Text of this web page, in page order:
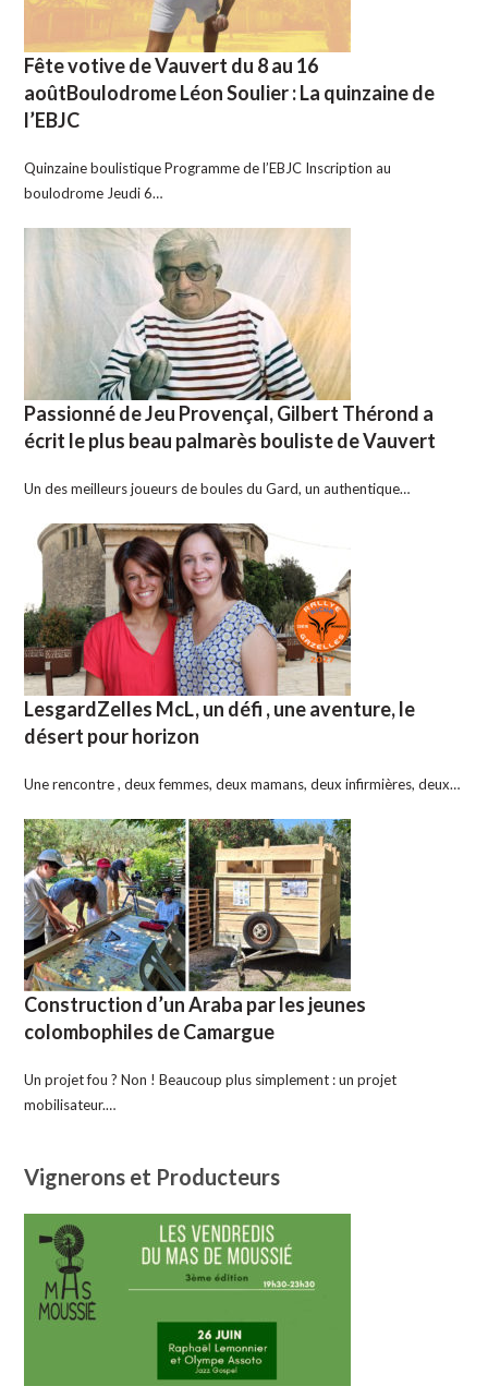
Fête votive de Vauvert du 8 au 16
aoûtBoulodrome Léon Soulier : La quinzaine de
l’EBJC
Quinzaine boulistique Programme de l’EBJC Inscription au
boulodrome Jeudi 6…
Passionné de Jeu Provençal, Gilbert Thérond a
écrit le plus beau palmarès bouliste de Vauvert
Un des meilleurs joueurs de boules du Gard, un authentique…
LesgardZelles McL, un défi , une aventure, le
désert pour horizon
Une rencontre , deux femmes, deux mamans, deux infirmières, deux…
Construction d’un Araba par les jeunes
colombophiles de Camargue
Un projet fou ? Non ! Beaucoup plus simplement : un projet
mobilisateur.…
Vignerons et Producteurs